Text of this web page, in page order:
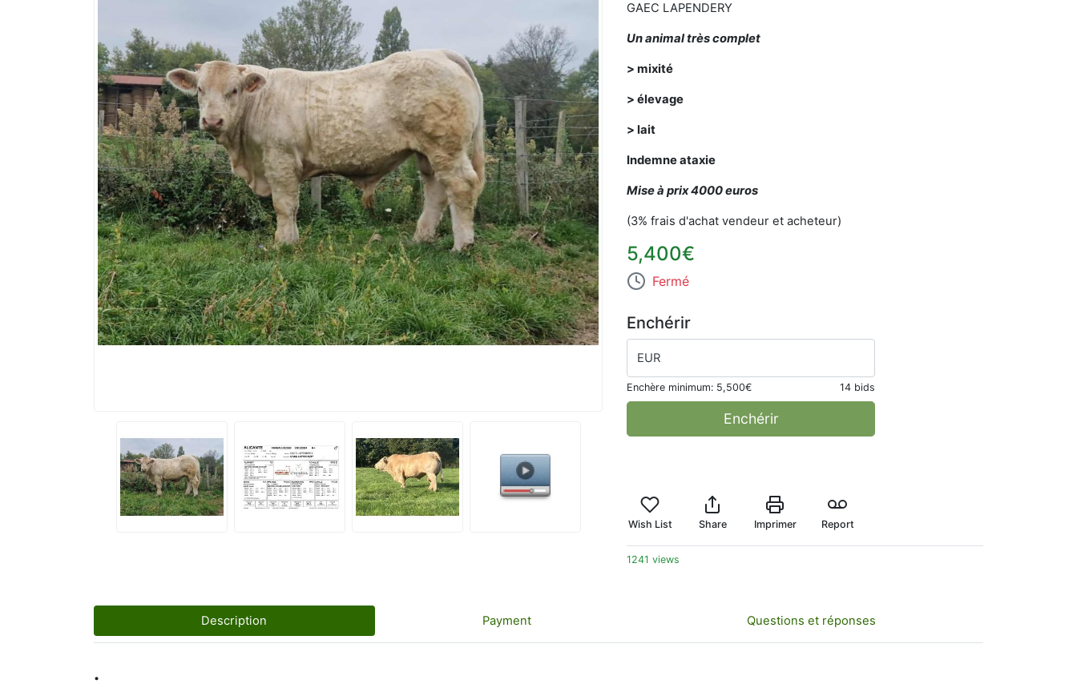
GAEC LAPENDERY
Un animal très complet
> mixité
> élevage
> lait
Indemne ataxie
Mise à prix 4000 euros
(3% frais d'achat vendeur et acheteur)
5,400€
Fermé
Enchérir
EUR
Enchère minimum: 5,500€ 14 bids
Enchérir
Wish List Share Imprimer Report
1241 views
Description Payment Questions et réponses
.